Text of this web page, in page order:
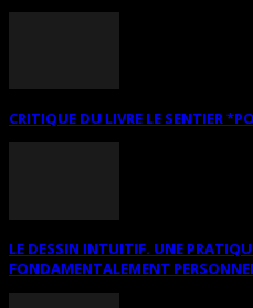
CRITIQUE DU LIVRE LE SENTIER
LE DESSIN INTUITIF. UNE
FONDAMENTALEMENT